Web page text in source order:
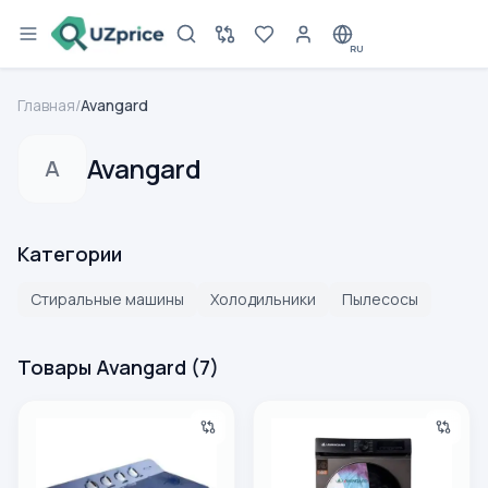
RU
Главная/Avangard
A Avangard
Категории
Стиральные машины Холодильники Пылесосы
Товары Avangard (7)